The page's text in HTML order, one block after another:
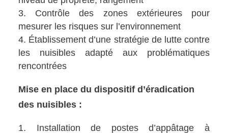
Contrôle des zones extérieures pour
mesurer les risques sur l’environnement
Établissement d’une stratégie de lutte contre
les nuisibles adapté aux problématiques
rencontrées
Mise en place du dispositif d’éradication
des nuisibles :
Installation de postes d’appâtage à